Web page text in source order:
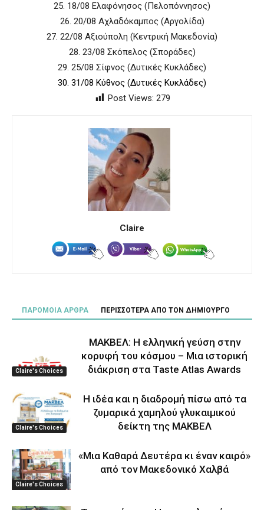
25. 18/08 Ελαφόνησος (Πελοπόννησος)
26. 20/08 Αχλαδόκαμπος (Αργολίδα)
27. 22/08 Αξιούπολη (Κεντρική Μακεδονία)
28. 23/08 Σκόπελος (Σποράδες)
29. 25/08 Σίφνος (Δυτικές Κυκλάδες)
30. 31/08 Κύθνος (Δυτικές Κυκλάδες)
Post Views: 279
Claire
ΠΑΡΟΜΟΙΑ ΑΡΘΡΑ ΠΕΡΙΣΣΟΤΕΡΑ ΑΠΟ ΤΟΝ ΔΗΜΙΟΥΡΓΟ
Claire's Choices
ΜΑΚΒΕΛ: Η ελληνική γεύση στην
κορυφή του κόσμου – Μια ιστορική
διάκριση στα Taste Atlas Awards
Claire's Choices
Η ιδέα και η διαδρομή πίσω από τα
ζυμαρικά χαμηλού γλυκαιμικού
δείκτη της ΜΑΚΒΕΛ
Claire's Choices
«Μια Καθαρά Δευτέρα κι έναν καιρό»
από τον Μακεδονικό Χαλβά